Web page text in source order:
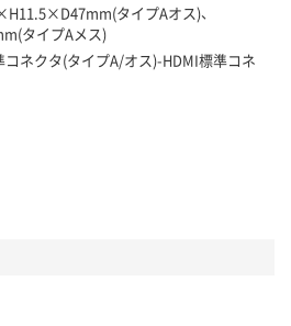
タイプAオス)、
タイプAメス)
コネクタ(タイプA/オス)-HDMI標準コネ